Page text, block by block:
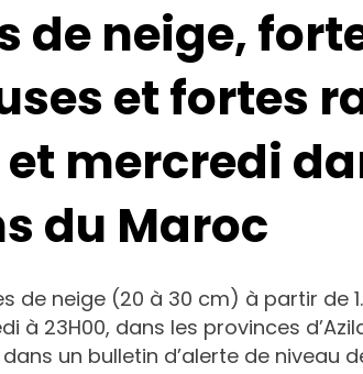
de neige,
et fortes
mercredi
du Maroc
de neige (20 à 30 cm) à partir de
à 23H00, dans les provinces
un bulletin d’alerte de niveau